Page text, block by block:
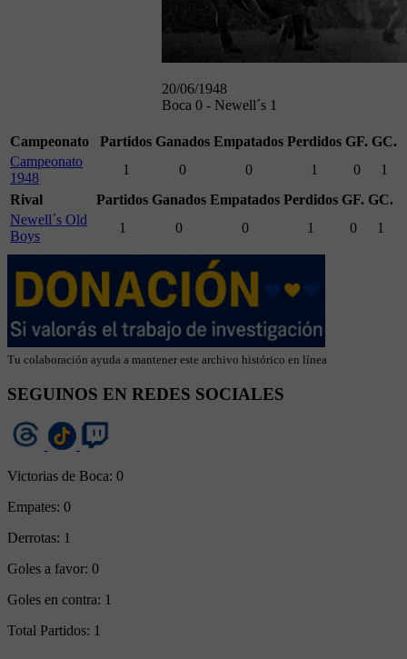
20/06/1948
Boca 0 - Newell´s 1
Campeonato Partidos Ganados Empatados Perdidos GF. GC.
Campeonato
1948
1 0 0 1 0
1
Rival
Partidos Ganados Empatados Perdidos GF. GC.
Newell´s Old
Boys
1 0 0 1 0 1
Tu colaboración ayuda a mantener este archivo histórico en línea
SEGUINOS EN REDES SOCIALES
Victorias de Boca: 0
Empates: 0
Derrotas: 1
Goles a favor: 0
Goles en contra: 1
Total Partidos: 1